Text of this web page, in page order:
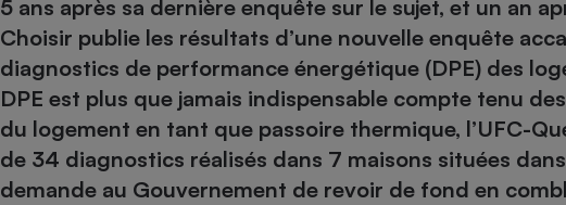
5 ans après sa dernière enquête sur le sujet, et un an
Choisir publie les résultats d’une nouvelle enquête
diagnostics de performance énergétique (DPE) des
DPE est plus que jamais indispensable compte tenu
du logement en tant que passoire thermique, l’UFC-
de 34 diagnostics réalisés dans 7 maisons situées
demande au Gouvernement de revoir de fond en
Nutrition
Produit alimentaire
Sécurité - Hygiène
Assurance
Banque - Crédit
Epargne - Fiscalité
Assurance auto
Carburant
Circulation routière
Contrôle technique - Réparation
Pièce détachée
Moto
Comparatif
Comparatif réfrigérateur-
Comparatif
Comparatif casque audio
Crédit immobilier
Comparatif
pression
Comparatif tondeuse robot
Comparateur
Comparateur
Maison de retraite
Choisir son fioul
Choisir son pellet
Comparateur assurance emprunteur
Energie Moins Chère Ensemble
nous ?